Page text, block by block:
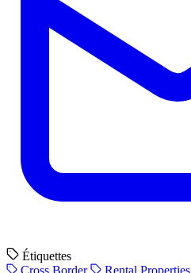
Étiquettes
Cross Border
Rental Properties